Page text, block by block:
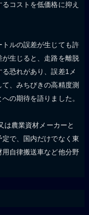
コストを低価格に抑え
ルの誤差が生じても許
生じると、走路を離脱
恐れがあり、誤差1メ
、みちびきの高精度測
の期待を語りました。
は農業資材メーカーと
で、国内だけでなく東
自律搬送車など他分野